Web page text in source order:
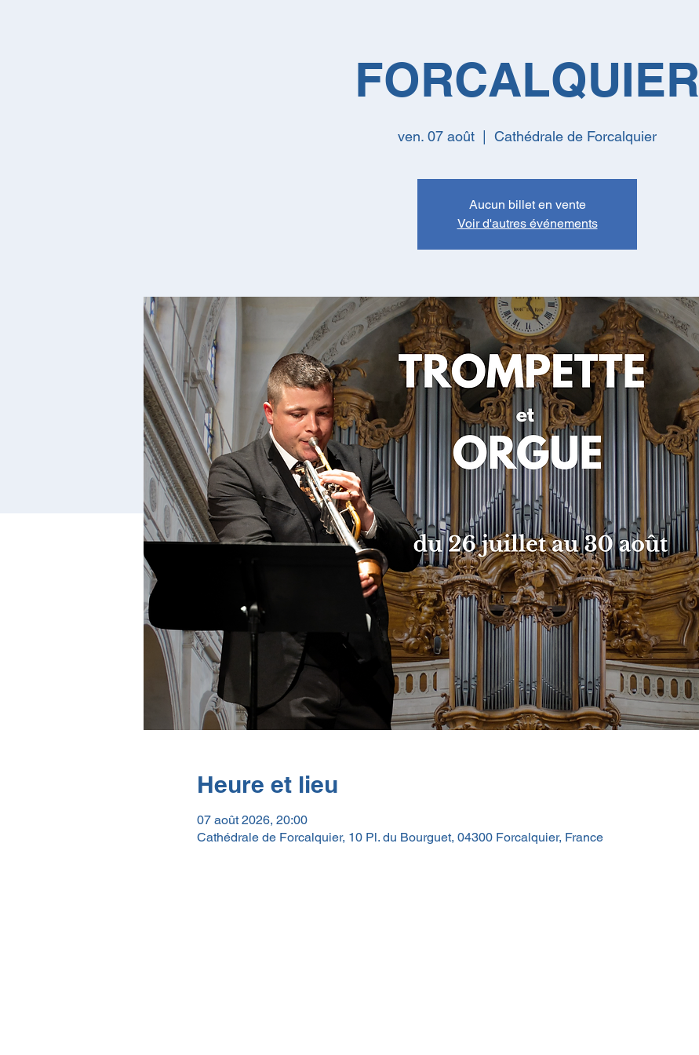
FORCALQUIER
ven. 07 août Cathédrale de Forcalquier
Aucun billet en vente
Voir d'autres événements
Heure et lieu
07 août 2026, 20:00
Cathédrale de Forcalquier, 10 Pl. du Bourguet, 04300 Forcalquier, France